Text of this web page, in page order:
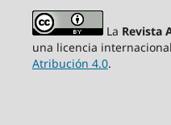
La Revista
una licencia internacional
Atribución 4.0.